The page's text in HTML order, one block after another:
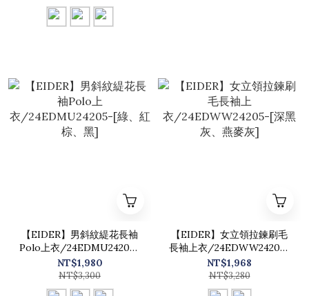
【EIDER】男斜紋緹花長袖
Polo上衣/24EDMU24205-
[綠、紅棕、黑]
NT$1,980
NT$3,300
【EIDER】女立領拉鍊刷毛
長袖上衣/24EDWW24205-
[深黑灰、燕麥灰]
NT$1,968
NT$3,280